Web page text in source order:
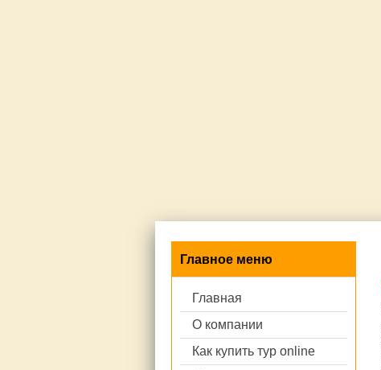
Главное меню
Главная
О компании
Как купить тур online